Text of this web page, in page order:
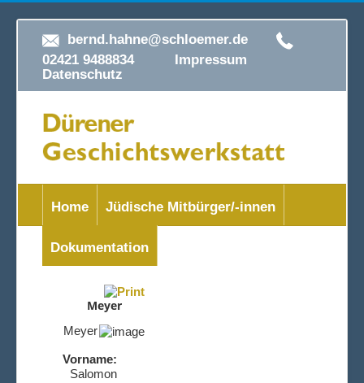
bernd.hahne@schloemer.de
02421 9488834 Impressum
Datenschutz
Home Jüdische Mitbürger/-innen
Dokumentation
Meyer
Meyer
Vorname:
Salomon